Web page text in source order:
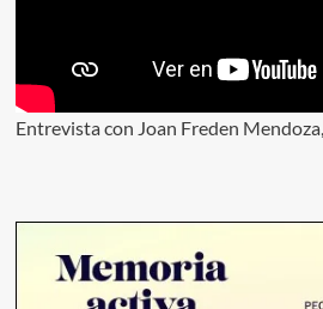
Entrevista con Joan Freden